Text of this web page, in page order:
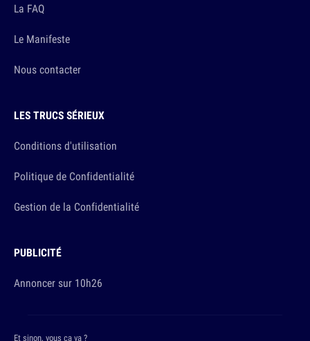
La FAQ
Le Manifeste
Nous contacter
LES TRUCS SÉRIEUX
Conditions d'utilisation
Politique de Confidentialité
Gestion de la Confidentialité
PUBLICITÉ
Annoncer sur 10h26
Et sinon, vous ça va ?